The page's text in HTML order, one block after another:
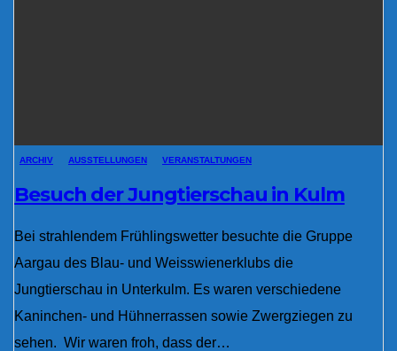
ARCHIV AUSSTELLUNGEN VERANSTALTUNGEN
Besuch der Jungtierschau in Kulm
Bei strahlendem Frühlingswetter besuchte die Gruppe
Aargau des Blau- und Weisswienerklubs die
Jungtierschau in Unterkulm. Es waren verschiedene
Kaninchen- und Hühnerrassen sowie Zwergziegen zu
sehen. Wir waren froh, dass der…